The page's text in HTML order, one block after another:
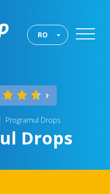
RO
Programul Drops
Drops